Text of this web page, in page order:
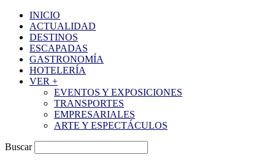
INICIO
ACTUALIDAD
DESTINOS
ESCAPADAS
GASTRONOMÍA
HOTELERÍA
VER +
EVENTOS Y EXPOSICIONES
TRANSPORTES
EMPRESARIALES
ARTE Y ESPECTÁCULOS
Buscar